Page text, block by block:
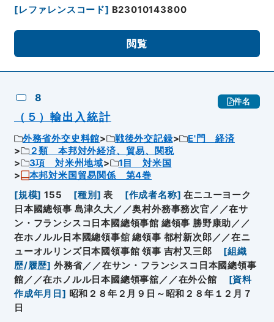
[レファレンスコード] B23010143800
閲覧
8 件名
（５）輸出入統計
外務省外交史料館 戦後外交記録
E'門 経済
２類 本邦対外経済、貿易、関税
3項 対米州地域
1目 対米国
本邦対米国貿易関係 第4巻
[規模] 155 [種別 ] 表 [作成者名称] 在ニユーヨーク
日本國總領事 島津久大／／奥村外務事務次官／／在サ
ン・フランシスコ日本國總領事館 總領事 勝野康助／／
在ホノルル日本國總領事舘 總領事 都村新次郎／／在ニ
ューオルリンズ日本國領事館 領事 吉村又三郎
[組織
歴/履歴] 外務省／／在サン・フランシスコ日本國總領事
館／／在ホノルル日本國總領事舘／／在外公館
[資料
作成年月日 ] 昭和２８年２月９日～昭和２８年１２月７
日